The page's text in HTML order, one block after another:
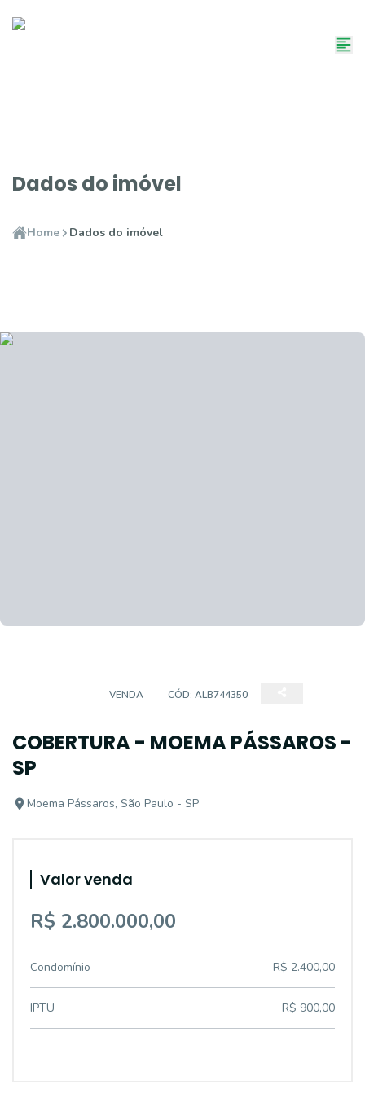
Dados do imóvel
Home Dados do imóvel
VENDA CÓD: ALB744350
COBERTURA - MOEMA PÁSSAROS -
SP
Moema Pássaros, São Paulo - SP
Valor venda
R$ 2.800.000,00
Condomínio R$ 2.400,00
IPTU R$ 900,00